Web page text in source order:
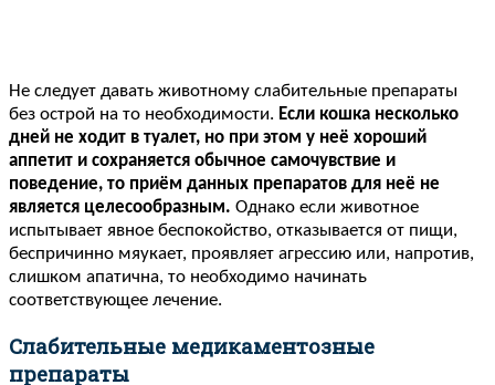
Не следует давать животному слабительные препараты
без острой на то необходимости. Если кошка несколько
дней не ходит в туалет, но при этом у неё хороший
аппетит и сохраняется обычное самочувствие и
поведение, то приём данных препаратов для неё не
является целесообразным. Однако если животное
испытывает явное беспокойство, отказывается от пищи,
беспричинно мяукает, проявляет агрессию или, напротив,
слишком апатична, то необходимо начинать
соответствующее лечение.
Слабительные медикаментозные
препараты